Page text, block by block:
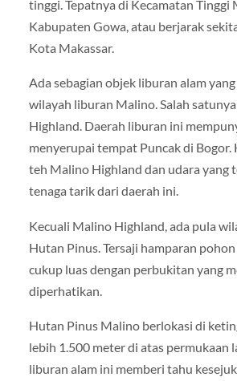
tinggi. Tepatnya di Kecamatan Tinggi
Kabupaten Gowa, atau berjarak
Kota Makassar.
Ada sebagian objek liburan alam
wilayah liburan Malino. Salah
Highland. Daerah liburan ini
menyerupai tempat Puncak di Bogor.
teh Malino Highland dan udara yang
tenaga tarik dari daerah ini.
Kecuali Malino Highland, ada pula
Hutan Pinus. Tersaji hamparan
cukup luas dengan perbukitan yang
diperhatikan.
Hutan Pinus Malino berlokasi di
lebih 1.500 meter di atas permukaan
liburan alam ini memberi tahu